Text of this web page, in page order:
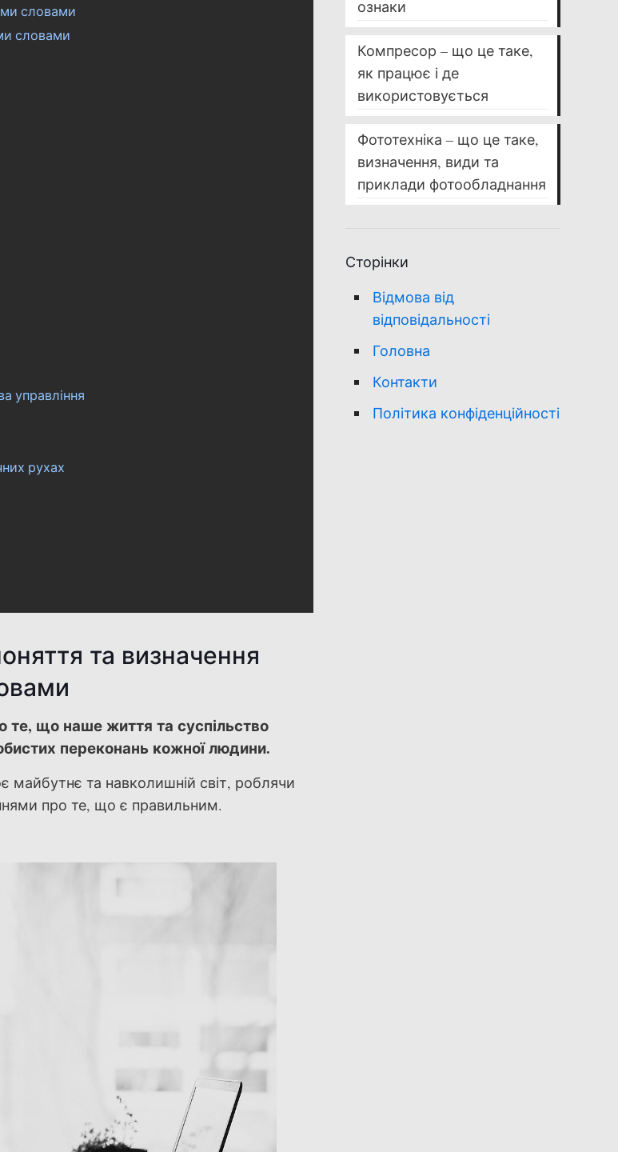
словами
словами
управління
рухах
та визначення
що наше життя та суспільство
переконань кожної людини.
та навколишній світ, роблячи
про те, що є правильним.
ознаки
Компресор – що це таке,
як працює і де
використовується
Фототехніка – що це таке,
визначення, види та
приклади фотообладнання
Сторінки
Відмова від
відповідальності
Головна
Контакти
Політика конфіденційності